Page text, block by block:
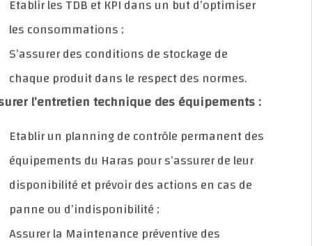
Etablir les TDB et KPI dans un but d’optimiser
les consommations ;
S’assurer des conditions de stockage de
chaque produit dans le respect des normes.
Assurer l’entretien technique des équipements :
Etablir un planning de contrôle permanent des
équipements du Haras pour s’assurer de leur
disponibilité et prévoir des actions en cas de
panne ou d’indisponibilité ;
Assurer la Maintenance préventive des